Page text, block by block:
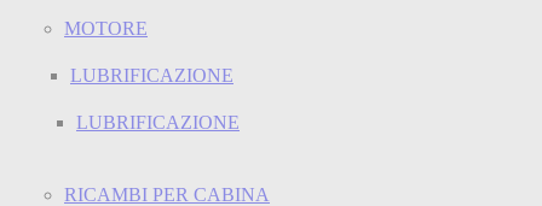
MOTORE
LUBRIFICAZIONE
LUBRIFICAZIONE
RICAMBI PER CABINA